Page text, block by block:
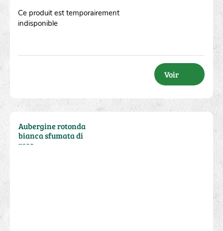
Ce produit est temporairement
indisponible
Voir
Aubergine rotonda
bianca sfumata di
rosa